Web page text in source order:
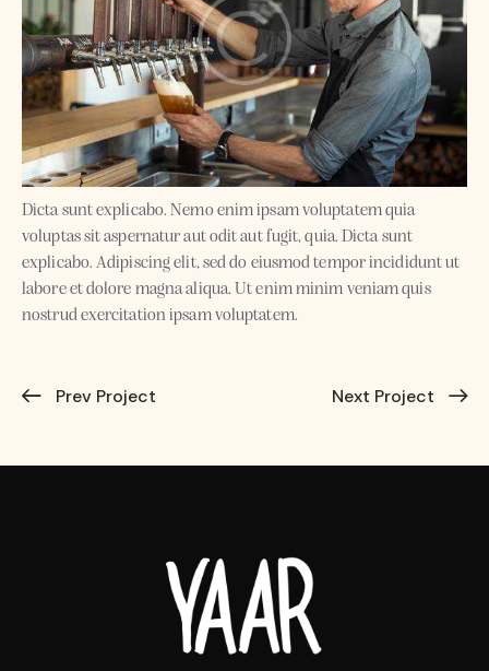
Dicta sunt explicabo. Nemo enim ipsam voluptatem quia
voluptas sit aspernatur aut odit aut fugit, quia. Dicta sunt
explicabo. Adipiscing elit, sed do eiusmod tempor incididunt ut
labore et dolore magna aliqua. Ut enim minim veniam quis
nostrud exercitation ipsam voluptatem.
Prev Project Next Project